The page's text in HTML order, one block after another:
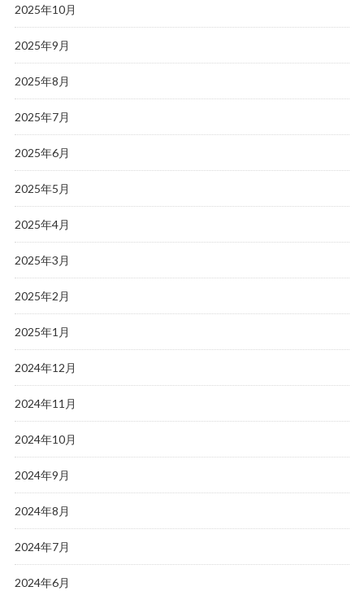
2025年10月
2025年9月
2025年8月
2025年7月
2025年6月
2025年5月
2025年4月
2025年3月
2025年2月
2025年1月
2024年12月
2024年11月
2024年10月
2024年9月
2024年8月
2024年7月
2024年6月